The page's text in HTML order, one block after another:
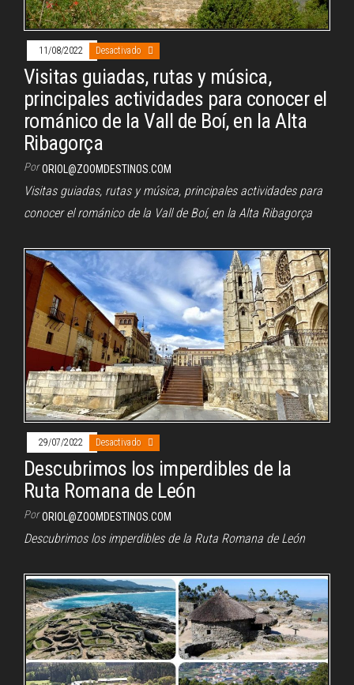
11/08/2022 Desactivado
Visitas guiadas, rutas y música,
principales actividades para conocer el
románico de la Vall de Boí, en la Alta
Ribagorça
Por ORIOL@ZOOMDESTINOS.COM
Visitas guiadas, rutas y música, principales actividades para
conocer el románico de la Vall de Boí, en la Alta Ribagorça
29/07/2022 Desactivado
Descubrimos los imperdibles de la
Ruta Romana de León
Por ORIOL@ZOOMDESTINOS.COM
Descubrimos los imperdibles de la Ruta Romana de León